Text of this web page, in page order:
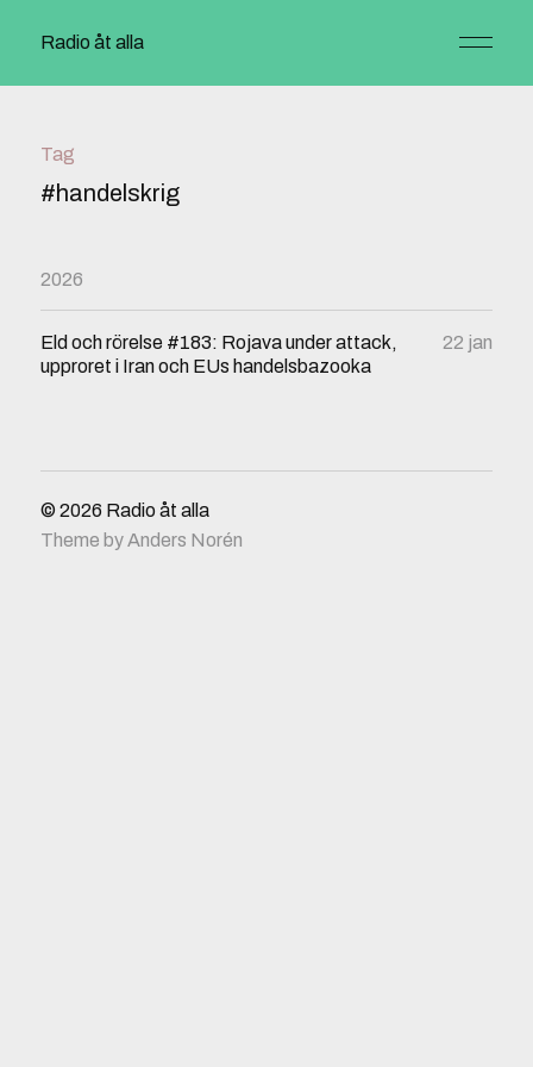
Radio åt alla
Tag
#handelskrig
2026
Eld och rörelse #183: Rojava under attack,
upproret i Iran och EUs handelsbazooka
22 jan
© 2026 Radio åt alla
Theme byAnders Norén